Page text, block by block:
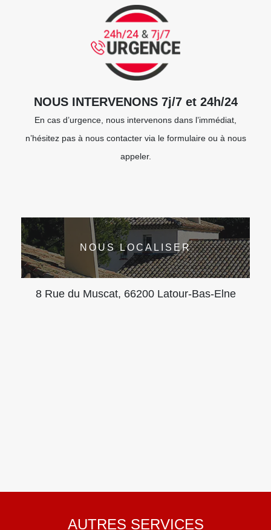
NOUS INTERVENONS 7j/7 et 24h/24
En cas d’urgence, nous intervenons dans l’immédiat,
n’hésitez pas à nous contacter via le formulaire ou à nous
appeler.
NOUS LOCALISER
8 Rue du Muscat, 66200 Latour-Bas-Elne
AUTRES SERVICES